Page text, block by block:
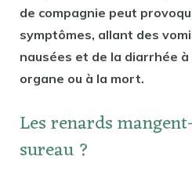
de compagnie peut
symptômes, allant des
nausées et de la diarrhée à
organe ou à la mort.
Les renards
sureau ?